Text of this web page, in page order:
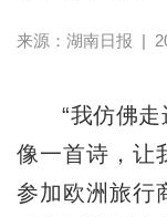
来源： 湖南日报 |
“我仿佛走
像一首诗，让
参加欧洲旅行